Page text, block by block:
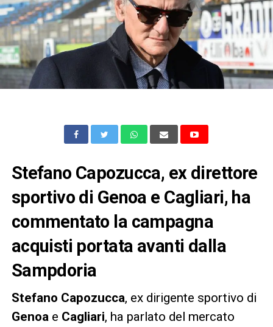
Stefano Capozucca, ex direttore
sportivo di Genoa e Cagliari, ha
commentato la campagna
acquisti portata avanti dalla
Sampdoria
Stefano Capozucca, ex dirigente sportivo di
Genoa e Cagliari, ha parlato del mercato